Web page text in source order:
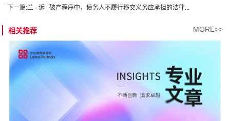
下一篇:兰 · 诉 | 破产程序中，债务人不履行移交义务应承担的法律...
相关推荐 MORE>>